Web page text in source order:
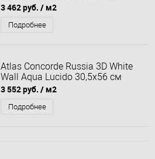
3 462 руб. / м2
Подробнее
Atlas Concorde Russia 3D White
Wall Aqua Lucido 30,5x56 см
3 552 руб. / м2
Подробнее